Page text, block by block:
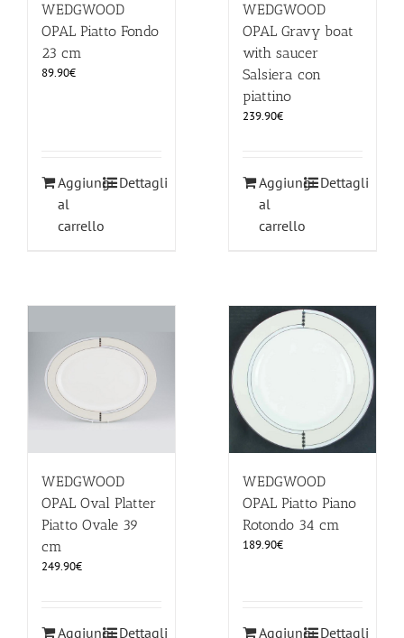
WEDGWOOD
OPAL Piatto Fondo
23 cm
89.90€
Aggiungi
al
carrello
Dettagli
WEDGWOOD
OPAL Gravy boat
with saucer
Salsiera con
piattino
239.90€
Aggiungi
al
carrello
Dettagli
WEDGWOOD
OPAL Oval Platter
Piatto Ovale 39
cm
249.90€
Aggiungi Dettagli
WEDGWOOD
OPAL Piatto Piano
Rotondo 34 cm
189.90€
Aggiungi Dettagli